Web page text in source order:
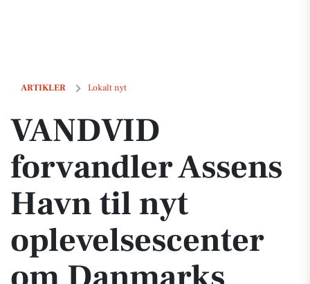
ARTIKLER Lokalt nyt
VANDVID forvandler Assens Havn til nyt oplevelsescenter om
VANDVID
forvandler Assens
Havn til nyt
oplevelsescenter